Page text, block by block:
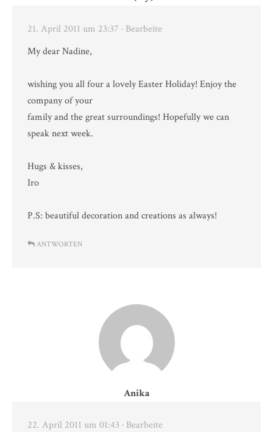
21. April 2011 um 23:37 · Bearbeite
My dear Nadine,
wishing you all four a lovely Easter Holiday! Enjoy the
company of your
family and the great surroundings! Hopefully we can
speak next week.
Hugs & kisses,
Iro
P.S: beautiful decoration and creations as always!
ANTWORTEN
Anika
22. April 2011 um 01:43 · Bearbeite